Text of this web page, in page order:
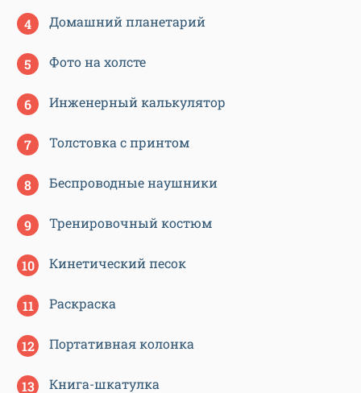
Домашний планетарий
Фото на холсте
Инженерный калькулятор
Толстовка с принтом
Беспроводные наушники
Тренировочный костюм
Кинетический песок
Раскраска
Портативная колонка
Книга-шкатулка